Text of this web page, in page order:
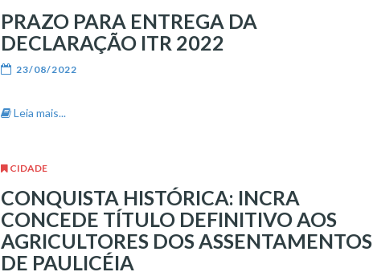
PRAZO PARA ENTREGA DA
DECLARAÇÃO ITR 2022
23/08/2022
Leia mais...
CIDADE
CONQUISTA HISTÓRICA: INCRA
CONCEDE TÍTULO DEFINITIVO AOS
AGRICULTORES DOS ASSENTAMENTOS
DE PAULICÉIA